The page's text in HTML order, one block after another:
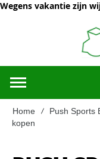
Wegens vakantie zijn
Home
Push Sports
kopen